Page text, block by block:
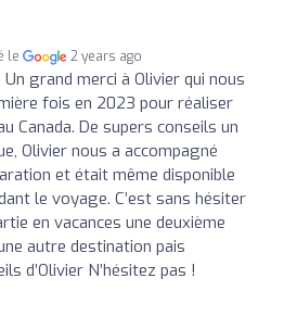
le 2 years ago
Un grand merci à Olivier qui nous
fois en 2023 pour réaliser
Canada. De supers conseils un
Olivier nous a accompagné
et était même disponible
le voyage. C’est sans hésiter
en vacances une deuxième
autre destination pais
d’Olivier N’hésitez pas !